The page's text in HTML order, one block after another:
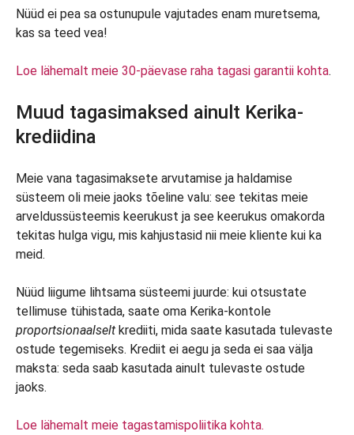
Nüüd ei pea sa ostunupule vajutades enam muretsema,
kas sa teed vea!
Loe lähemalt meie 30-päevase raha tagasi garantii kohta.
Muud tagasimaksed ainult Kerika-
krediidina
Meie vana tagasimaksete arvutamise ja haldamise
süsteem oli meie jaoks tõeline valu: see tekitas meie
arveldussüsteemis keerukust ja see keerukus omakorda
tekitas hulga vigu, mis kahjustasid nii meie kliente kui ka
meid.
Nüüd liigume lihtsama süsteemi juurde: kui otsustate
tellimuse tühistada, saate oma Kerika-kontole
proportsionaalselt krediiti, mida saate kasutada tulevaste
ostude tegemiseks. Krediit ei aegu ja seda ei saa välja
maksta: seda saab kasutada ainult tulevaste ostude
jaoks.
Loe lähemalt meie tagastamispoliitika kohta.